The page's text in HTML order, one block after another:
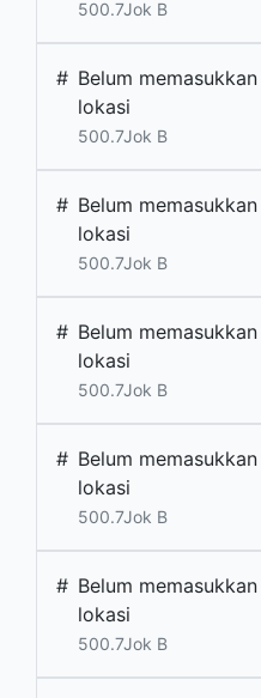
500.7Jok B
# Belum memasukkan
lokasi
500.7Jok B
# Belum memasukkan
lokasi
500.7Jok B
# Belum memasukkan
lokasi
500.7Jok B
# Belum memasukkan
lokasi
500.7Jok B
# Belum memasukkan
lokasi
500.7Jok B